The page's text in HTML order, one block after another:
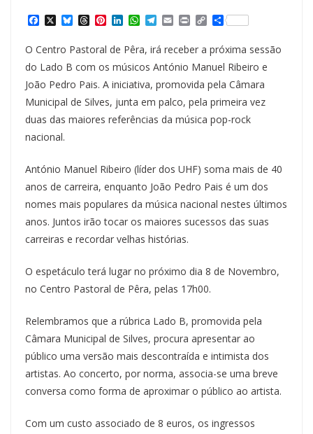
a
c
e
b
o
o
k
X B
u
e
s
k
y
T
h
e
a
d
s
P
t
e
r
e
s
t
L
n
k
e
d
I
n
W
h
t
s
A
p
p
T
e
l
e
g
r
a
m
E
m
i
l
P
n
t
C
o
y
L
i
n
k
S
h
r
e
O Centro Pastoral de Pêra, irá receber a próxima sessão
do Lado B com os músicos António Manuel Ribeiro e
João Pedro Pais. A iniciativa, promovida pela Câmara
Municipal de Silves, junta em palco, pela primeira vez
duas das maiores referências da música pop-rock
nacional.
António Manuel Ribeiro (líder dos UHF) soma mais de 40
anos de carreira, enquanto João Pedro Pais é um dos
nomes mais populares da música nacional nestes últimos
anos. Juntos irão tocar os maiores sucessos das suas
carreiras e recordar velhas histórias.
O espetáculo terá lugar no próximo dia 8 de Novembro,
no Centro Pastoral de Pêra, pelas 17h00.
Relembramos que a rúbrica Lado B, promovida pela
Câmara Municipal de Silves, procura apresentar ao
público uma versão mais descontraída e intimista dos
artistas. Ao concerto, por norma, associa-se uma breve
conversa como forma de aproximar o público ao artista.
Com um custo associado de 8 euros, os ingressos